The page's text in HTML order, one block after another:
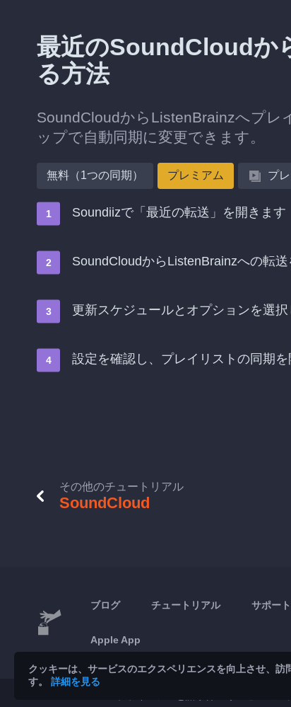
最近のSoundCloudか
る方法
SoundCloudからListenBrainzへプレ
ップで自動同期に変更できます。
無料（1つの同期） プレミアム プ
Soundiizで「最近の転送」を開きます
SoundCloudからListenBrainzへの転
更新スケジュールとオプションを選択
設定を確認し、プレイリストの同期
その他のチュートリアル
SoundCloud
ブログ チュートリアル サポー
Apple App
クッキーは、サービスのエクスペリエンスを向上させ、
す。 詳細を見る